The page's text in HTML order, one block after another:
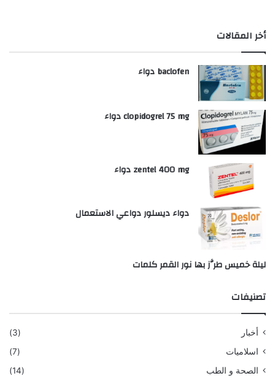
أخر المقالات
baclofen دواء
clopidogrel 75 mg دواء
zentel 400 mg دواء
دواء ديسلور دواعي الاستعمال
ليلة خميس طرَّز بها نور القمر كلمات
تصنيفات
أخبار
(3)
اسلاميات
(7)
الصحة و الطب
(14)